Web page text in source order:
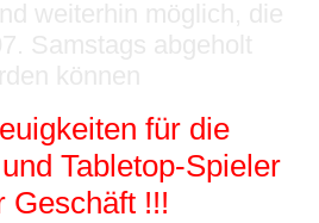
für die
Tabletop-Spieler
Geschäft !!!